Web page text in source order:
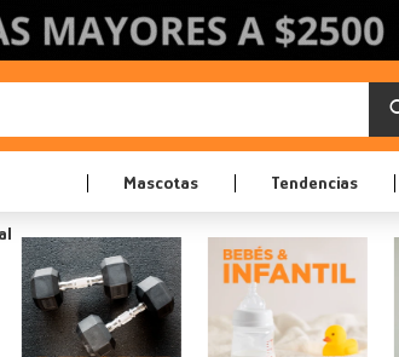
Mascotas Tendencias